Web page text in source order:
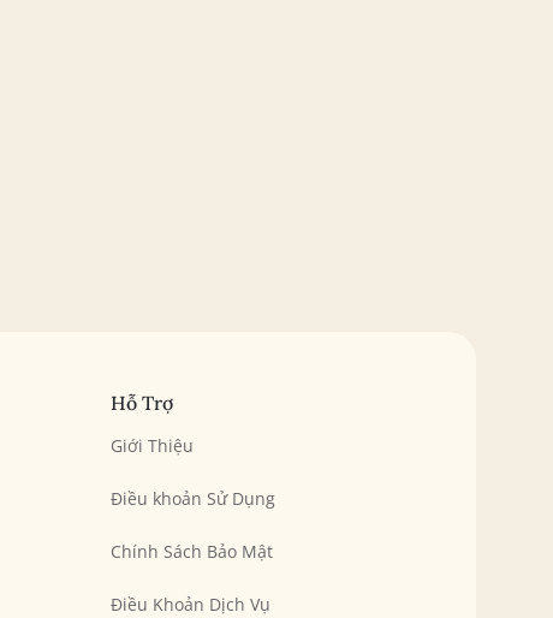
Hỗ Trợ
Giới Thiệu
Điều khoản Sử Dụng
Chính Sách Bảo Mật
Điều Khoản Dịch Vụ